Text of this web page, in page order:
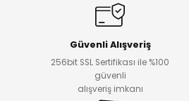
Puba Unisex Kot 3’lü Takım
Güvenli Alışveriş
256bit SSL Sertifikası ile %100
güvenli
alışveriş imkanı